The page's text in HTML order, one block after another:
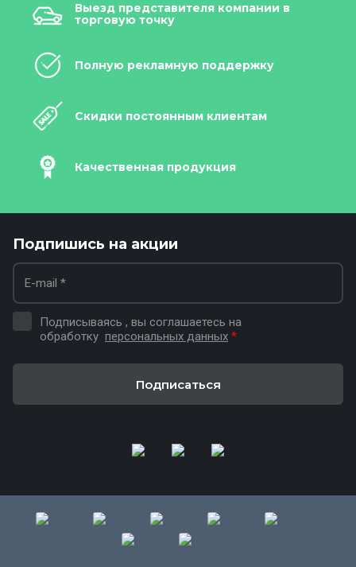
Выезд представителя компании в
торговую точку
Полную рекламную поддержку
Скидки постоянным клиентам
Качественная продукция
Подпишись на акции
Подписываясь , вы соглашаетесь на
обработку персональных данных *
Подписаться